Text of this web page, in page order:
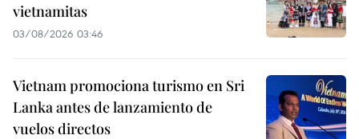
vietnamitas
03/08/2026 03:46
Vietnam promociona turismo en Sri
Lanka antes de lanzamiento de
vuelos directos